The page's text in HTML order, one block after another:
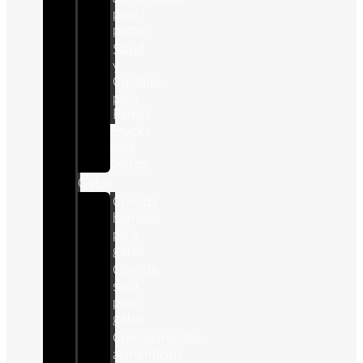
para
perros
Salud
y
Cuidado
para
Perros
Gatos
Comida
humeda
para
gatos
Comida
seca
para
gatos
Complementos
alimenticios